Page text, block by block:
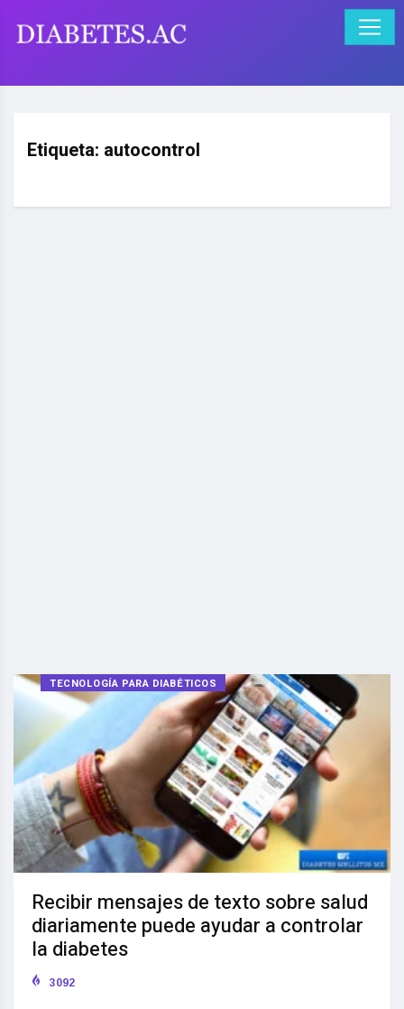
Etiqueta: autocontrol
TECNOLOGÍA PARA DIABÉTICOS
Recibir mensajes de texto sobre salud
diariamente puede ayudar a controlar
la diabetes
3092